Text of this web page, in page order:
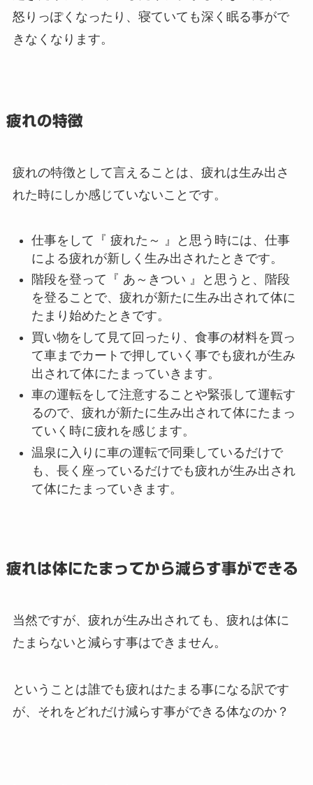
怒りっぽくなったり、寝ていても深く眠る事がで
きなくなります。
疲れの特徴
疲れの特徴として言えることは、 疲れは生み出さ
れた時にしか感じていないことです。
仕事をして『 疲れた～ 』と思う時には、 仕事
による疲れが新しく生み出されたとき です。
階段を登って『 あ～きつい 』と思うと、階段
を登ることで、疲れが新たに生み出されて体に
たまり始めたときです。
買い物をして見て回ったり、食事の材料を買っ
て車までカートで押していく事でも疲れが生み
出されて体にたまっていきます。
車の運転をして注意することや緊張して運転す
るので、疲れが新たに生み出されて体にたまっ
ていく時に疲れを感じます。
温泉に入りに車の運転で同乗しているだけで
も、長く座っているだけでも疲れが生み出され
て体にたまっていきます。
疲れは体にたまってから減らす事ができる
当然ですが、疲れが生み出されても、疲れは体に
たまらないと減らす事はできません。
ということは誰でも疲れはたまる事になる訳です
が、それをどれだけ減らす事ができる体なのか？